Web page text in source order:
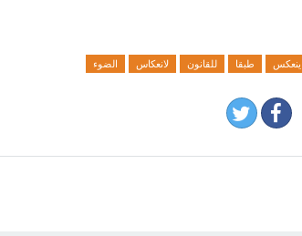
ينعكس طبقا للقانون لانعكاس الضوء